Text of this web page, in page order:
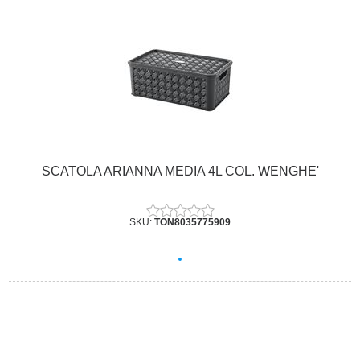
SCATOLA ARIANNA MEDIA 4L COL. WENGHE'
SKU: TON8035775909